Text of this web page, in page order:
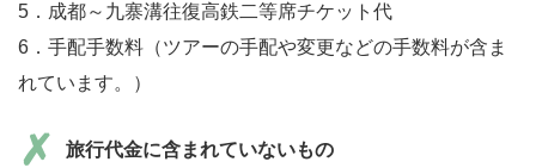
5．成都～九寨溝往復高鉄二等席チケット代
6．手配手数料（ツアーの手配や変更などの手数料が含ま
れています。）
旅行代金に含まれていないもの